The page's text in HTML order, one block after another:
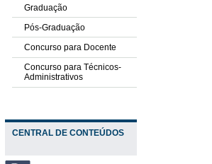
Graduação
Pós-Graduação
Concurso para Docente
Concurso para Técnicos-
Administrativos
CENTRAL DE CONTEÚDOS